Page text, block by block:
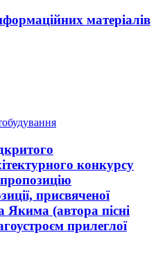
матеріалів
конкурсу
присвяченої
(автора пісні
прилеглої